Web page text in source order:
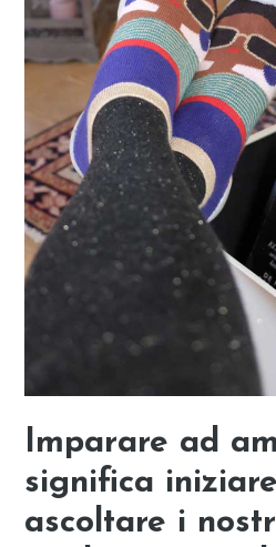
Imparare ad
significa
ascoltare i